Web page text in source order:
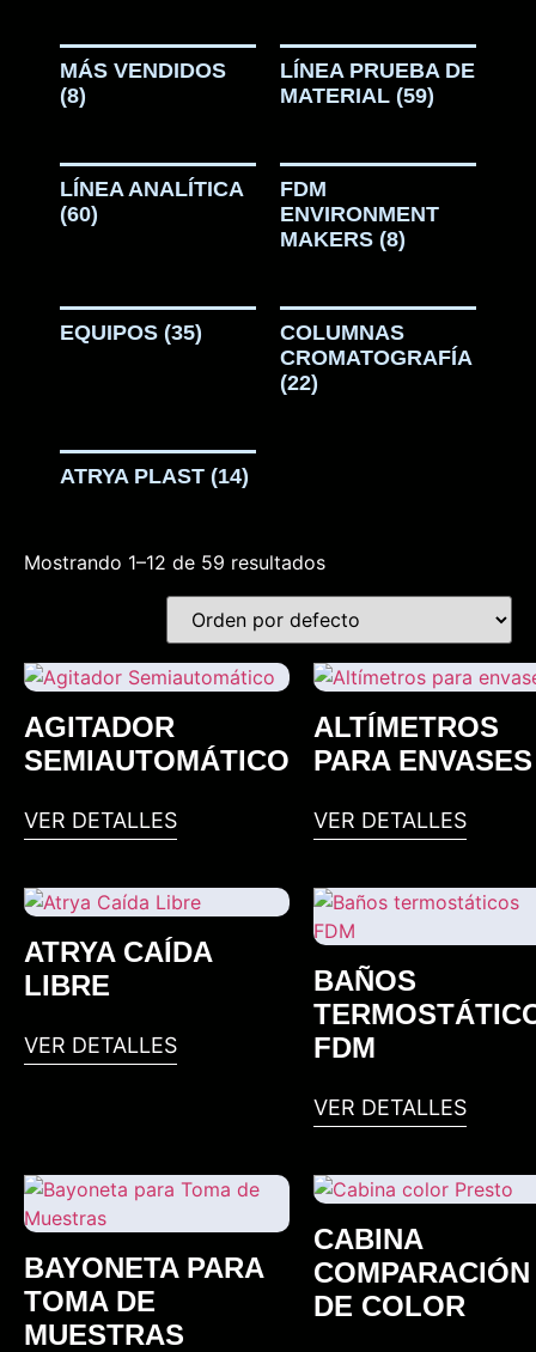
MÁS VENDIDOS
(8)
LÍNEA PRUEBA DE
MATERIAL (59)
LÍNEA ANALÍTICA
(60)
FDM
ENVIRONMENT
MAKERS (8)
EQUIPOS (35)
COLUMNAS
CROMATOGRAFÍA
(22)
ATRYA PLAST (14)
Mostrando 1–12 de 59 resultados
AGITADOR
SEMIAUTOMÁTICO
VER DETALLES
ALTÍMETROS
PARA ENVASES
VER DETALLES
ATRYA CAÍDA
LIBRE
VER DETALLES
BAÑOS
FDM
VER DETALLES
BAYONETA PARA
TOMA DE
MUESTRAS
CABINA
COMPARACIÓN
DE COLOR